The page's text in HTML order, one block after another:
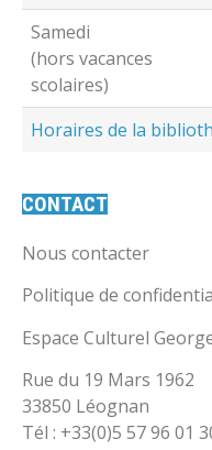
Samedi
(hors vacances
scolaires)
Horaires de la
CONTACT
Nous contacter
Politique de
Espace Culturel
Rue du 19 Mars 1962
33850 Léognan
Tél : +33(0)5 57 96 01